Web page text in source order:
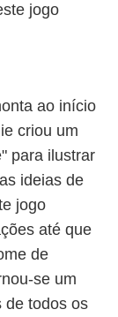
jogo
ao início
criou um
para ilustrar
ideias de
jogo
até que
de
se um
de todos os